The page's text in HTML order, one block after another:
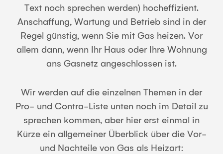
Text noch sprechen werden) hocheffizient.
Anschaffung, Wartung und Betrieb sind in der
Regel günstig, wenn Sie mit Gas heizen. Vor
allem dann, wenn Ihr Haus oder Ihre Wohnung
ans Gasnetz angeschlossen ist.
Wir werden auf die einzelnen Themen in der
Pro- und Contra-Liste unten noch im Detail zu
sprechen kommen, aber hier erst einmal in
Kürze ein allgemeiner Überblick über die Vor-
und Nachteile von Gas als Heizart: